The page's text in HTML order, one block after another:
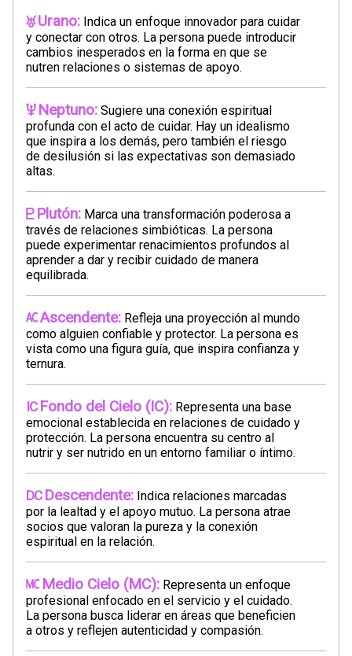
Urano: Indica un enfoque innovador para cuidar
y conectar con otros. La persona puede introducir
cambios inesperados en la forma en que se
nutren relaciones o sistemas de apoyo.
Neptuno: Sugiere una conexión espiritual
profunda con el acto de cuidar. Hay un idealismo
que inspira a los demás, pero también el riesgo
de desilusión si las expectativas son demasiado
altas.
Plutón: Marca una transformación poderosa a
través de relaciones simbióticas. La persona
puede experimentar renacimientos profundos al
aprender a dar y recibir cuidado de manera
equilibrada.
Ascendente: Refleja una proyección al mundo
como alguien confiable y protector. La persona es
vista como una figura guía, que inspira confianza y
ternura.
Fondo del Cielo (IC):Representa una base
emocional establecida en relaciones de cuidado y
protección. La persona encuentra su centro al
nutrir y ser nutrido en un entorno familiar o íntimo.
Descendente:Indica relaciones marcadas
por la lealtad y el apoyo mutuo. La persona atrae
socios que valoran la pureza y la conexión
espiritual en la relación.
Medio Cielo (MC): Representa un enfoque
profesional enfocado en el servicio y el cuidado.
La persona busca liderar en áreas que beneficien
a otros y reflejen autenticidad y compasión.